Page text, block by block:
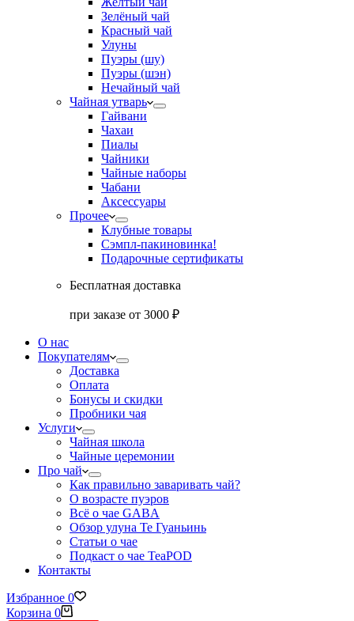
Зелёный чай
Красный чай
Улуны
Пуэры (шу)
Пуэры (шэн)
Нечайный чай
Чайная утварь
Гайвани
Чахаи
Пиалы
Чайники
Чайные наборы
Чабани
Аксессуары
Прочее
Клубные товары
Сэмпл-пакиновинка!
Подарочные сертификаты
Бесплатная доставка
при заказе от 3000 ₽
О нас
Покупателям
Доставка
Оплата
Бонусы и скидки
Пробники чая
Услуги
Чайная школа
Чайные церемонии
Про чай
Как правильно заваривать чай?
О возрасте пуэров
Всё о чае GABA
Обзор улуна Те Гуаньинь
Статьи о чае
Подкаст о чае TeaPOD
Контакты
Избранное 0
Корзина 0